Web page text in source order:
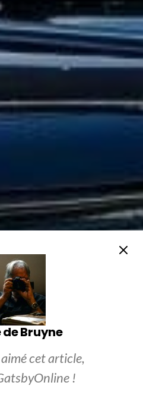
Bruyne
cet article,
!